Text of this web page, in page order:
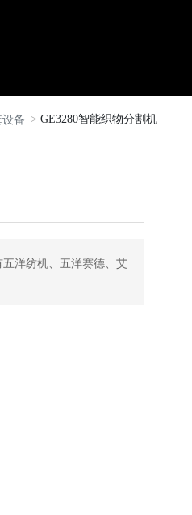
设备 GE3280智能织物分割机
洋纺机、五洋赛德、艾